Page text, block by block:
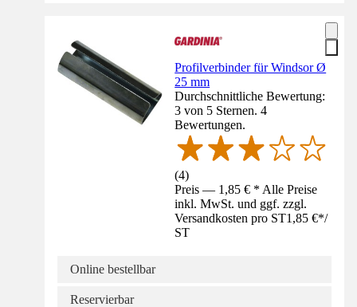
Profilverbinder für Windsor Ø
25 mm
Durchschnittliche Bewertung:
3 von 5 Sternen. 4
Bewertungen.
(4)
Preis — 1,85 € * Alle Preise
inkl. MwSt. und ggf. zzgl.
Versandkosten pro ST1,85 €*/
ST
Online bestellbar
Reservierbar